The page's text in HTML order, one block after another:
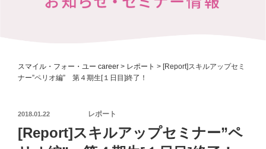
スマイル・フォー・ユー career > レポート > [Report]スキルアップセミ
ナー”ペリオ編” 第４期生[１日目]終了！
投
日:
2018.01.22 レポート
[Report]スキルアップセミナー”ペ